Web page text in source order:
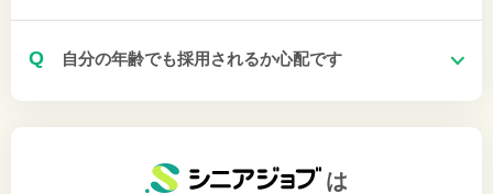
Q 自分の年齢でも採用されるか心配です
は